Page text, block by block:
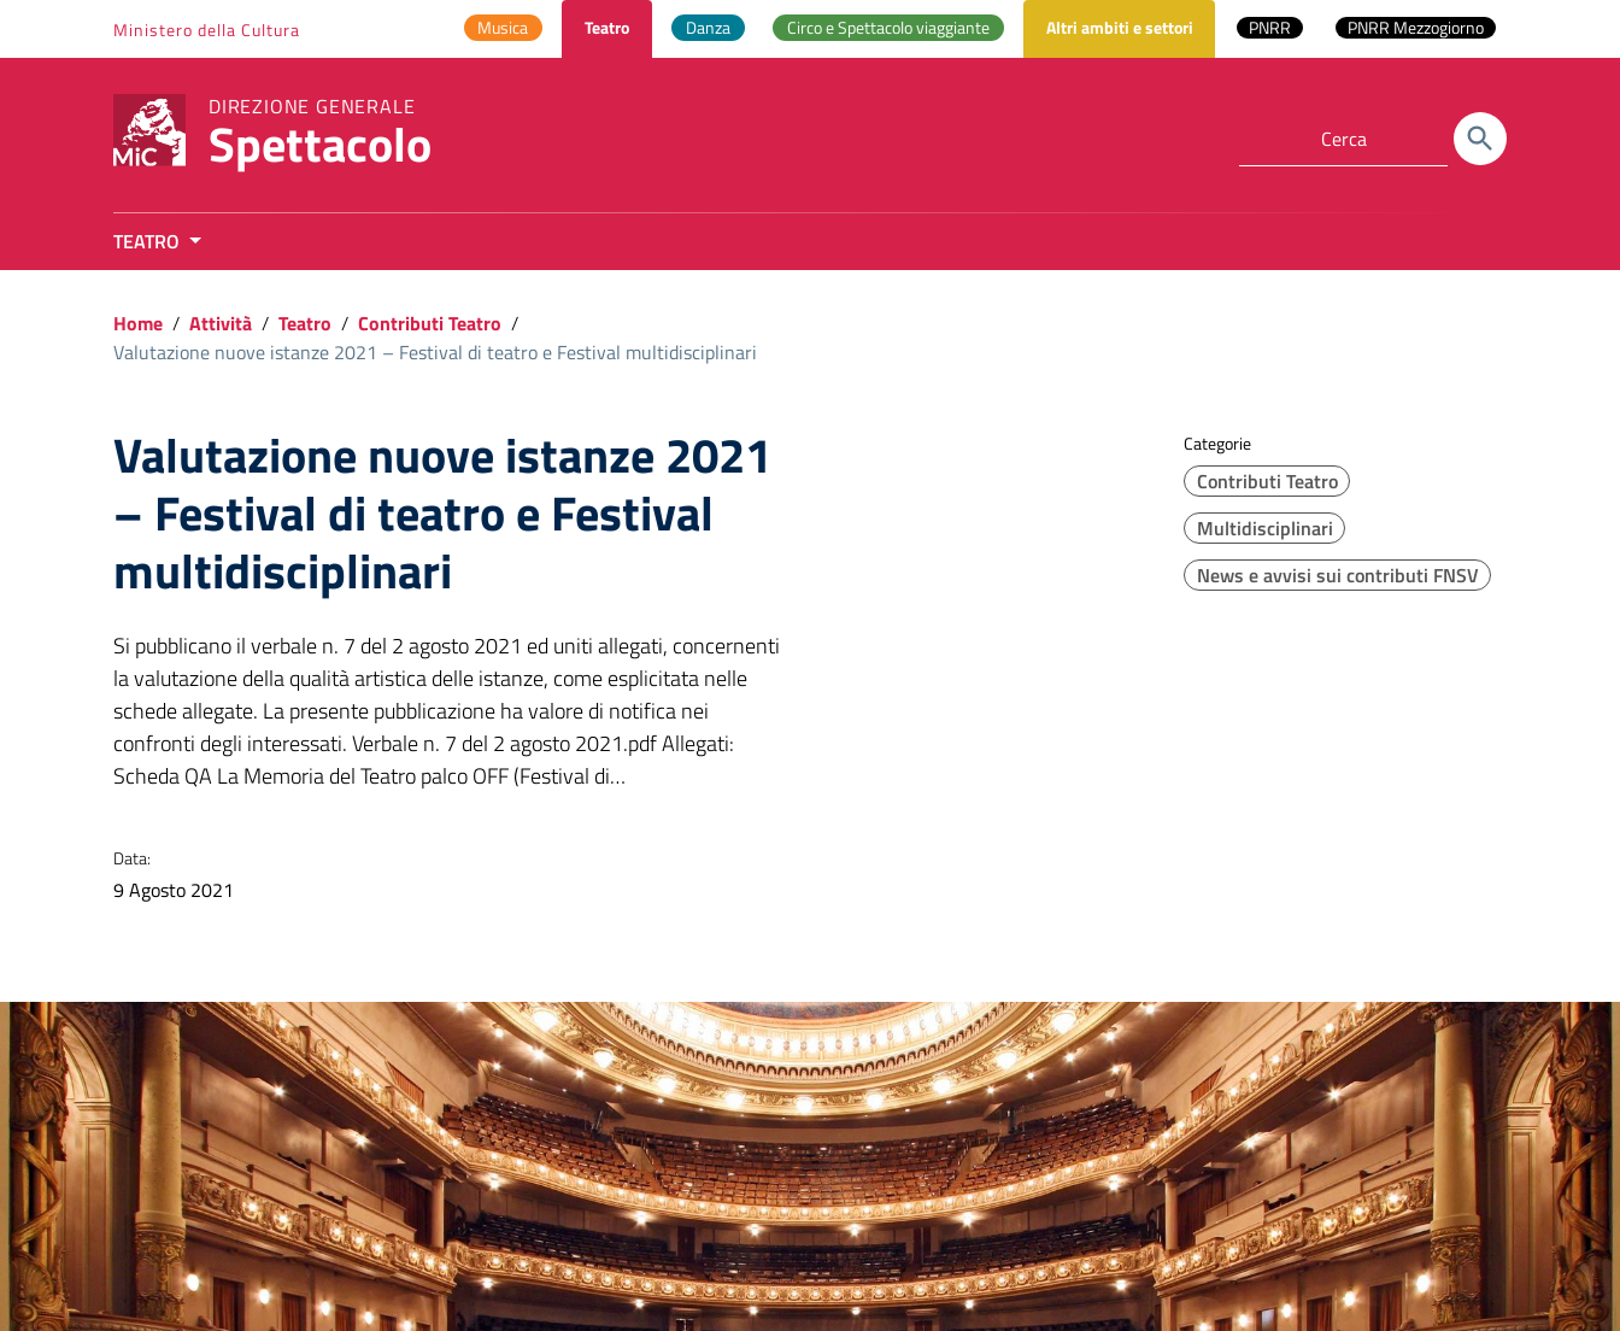
Vai al menu di navigazione
Ministero della Cultura Musica Teatro Danza Circo e Spettacolo viaggiante Altri ambiti e settori PNRR PNRR Mezzogiorno
DIREZIONE GENERALE
Spettacolo
TEATRO
Home / Attività / Teatro / Contributi Teatro /
Valutazione nuove istanze 2021 – Festival di teatro e Festival multidisciplinari
Valutazione nuove istanze 2021
– Festival di teatro e Festival
multidisciplinari
Si pubblicano il verbale n. 7 del 2 agosto 2021 ed uniti allegati, concernenti
la valutazione della qualità artistica delle istanze, come esplicitata nelle
schede allegate. La presente pubblicazione ha valore di notifica nei
confronti degli interessati. Verbale n. 7 del 2 agosto 2021.pdf Allegati:
Scheda QA La Memoria del Teatro palco OFF (Festival di…
Categorie
Contributi Teatro
Multidisciplinari
News e avvisi sui contributi FNSV
Data:
9 Agosto 2021